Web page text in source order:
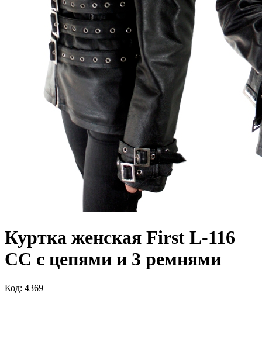
Куртка женская First L-116
CC с цепями и 3 ремнями
Код: 4369